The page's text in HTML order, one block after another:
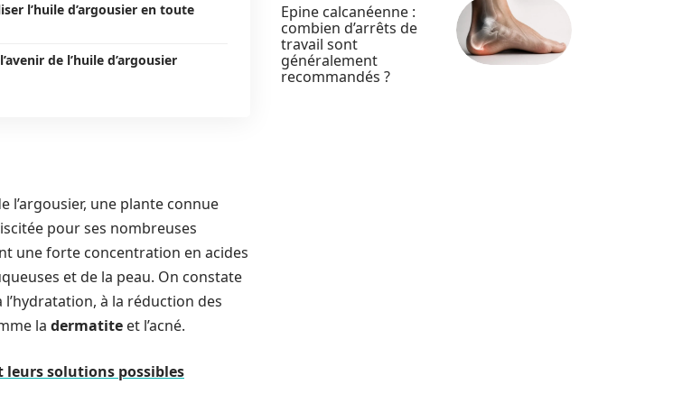
l’huile d’argousier en toute
de l’huile d’argousier
l’argousier, une plante connue
pour ses nombreuses
une forte concentration en acides
et de la peau. On constate
à la réduction des
la dermatite et l’acné.
leurs solutions possibles
Epine calcanéenne :
combien d’arrêts de
travail sont
généralement
recommandés ?